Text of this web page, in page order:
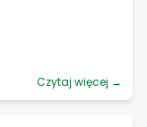
Czytaj więcej →